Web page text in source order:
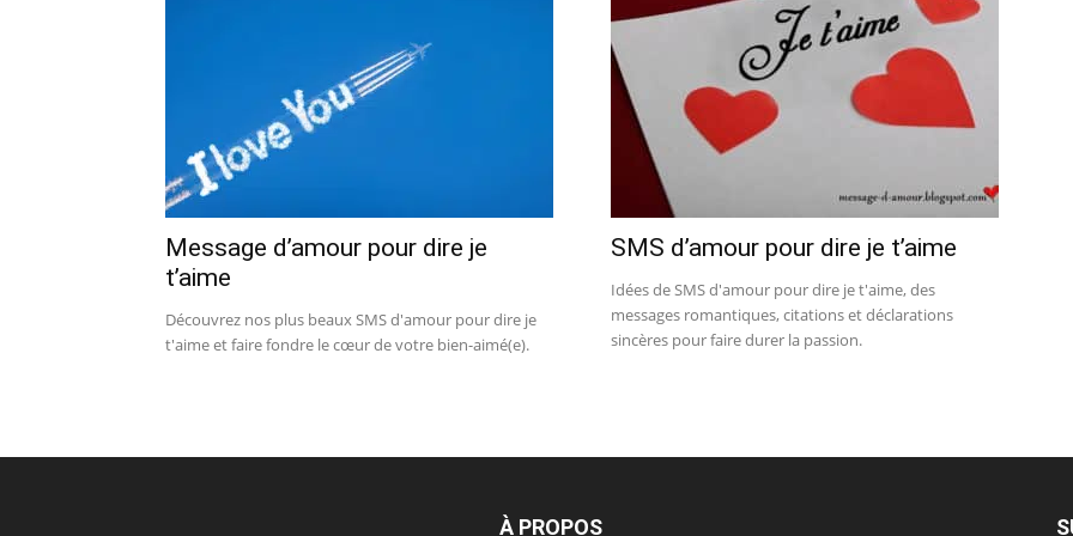
Message d’amour pour dire je
t’aime
Découvrez nos plus beaux SMS d'amour pour dire je
t'aime et faire fondre le cœur de votre bien-aimé(e).
SMS d’amour pour dire je t’aime
Idées de SMS d'amour pour dire je t'aime, des
messages romantiques, citations et déclarations
sincères pour faire durer la passion.
À PROPOS